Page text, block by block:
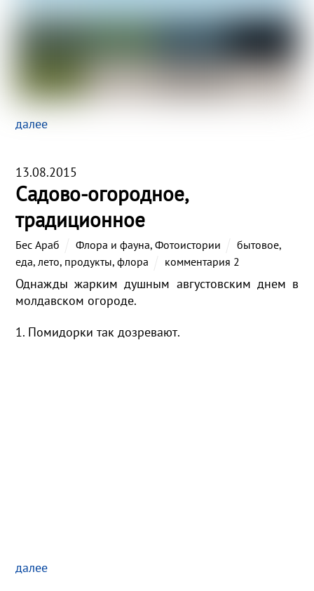
далее
13.08.2015
Садово-огородное,
традиционное
Бес Араб Флора и фауна,Фотоистории бытовое,
еда,лето, продукты,флора комментария 2
Однажды жарким душным августовским днем в
молдавском огороде.
1. Помидорки так дозревают.
далее